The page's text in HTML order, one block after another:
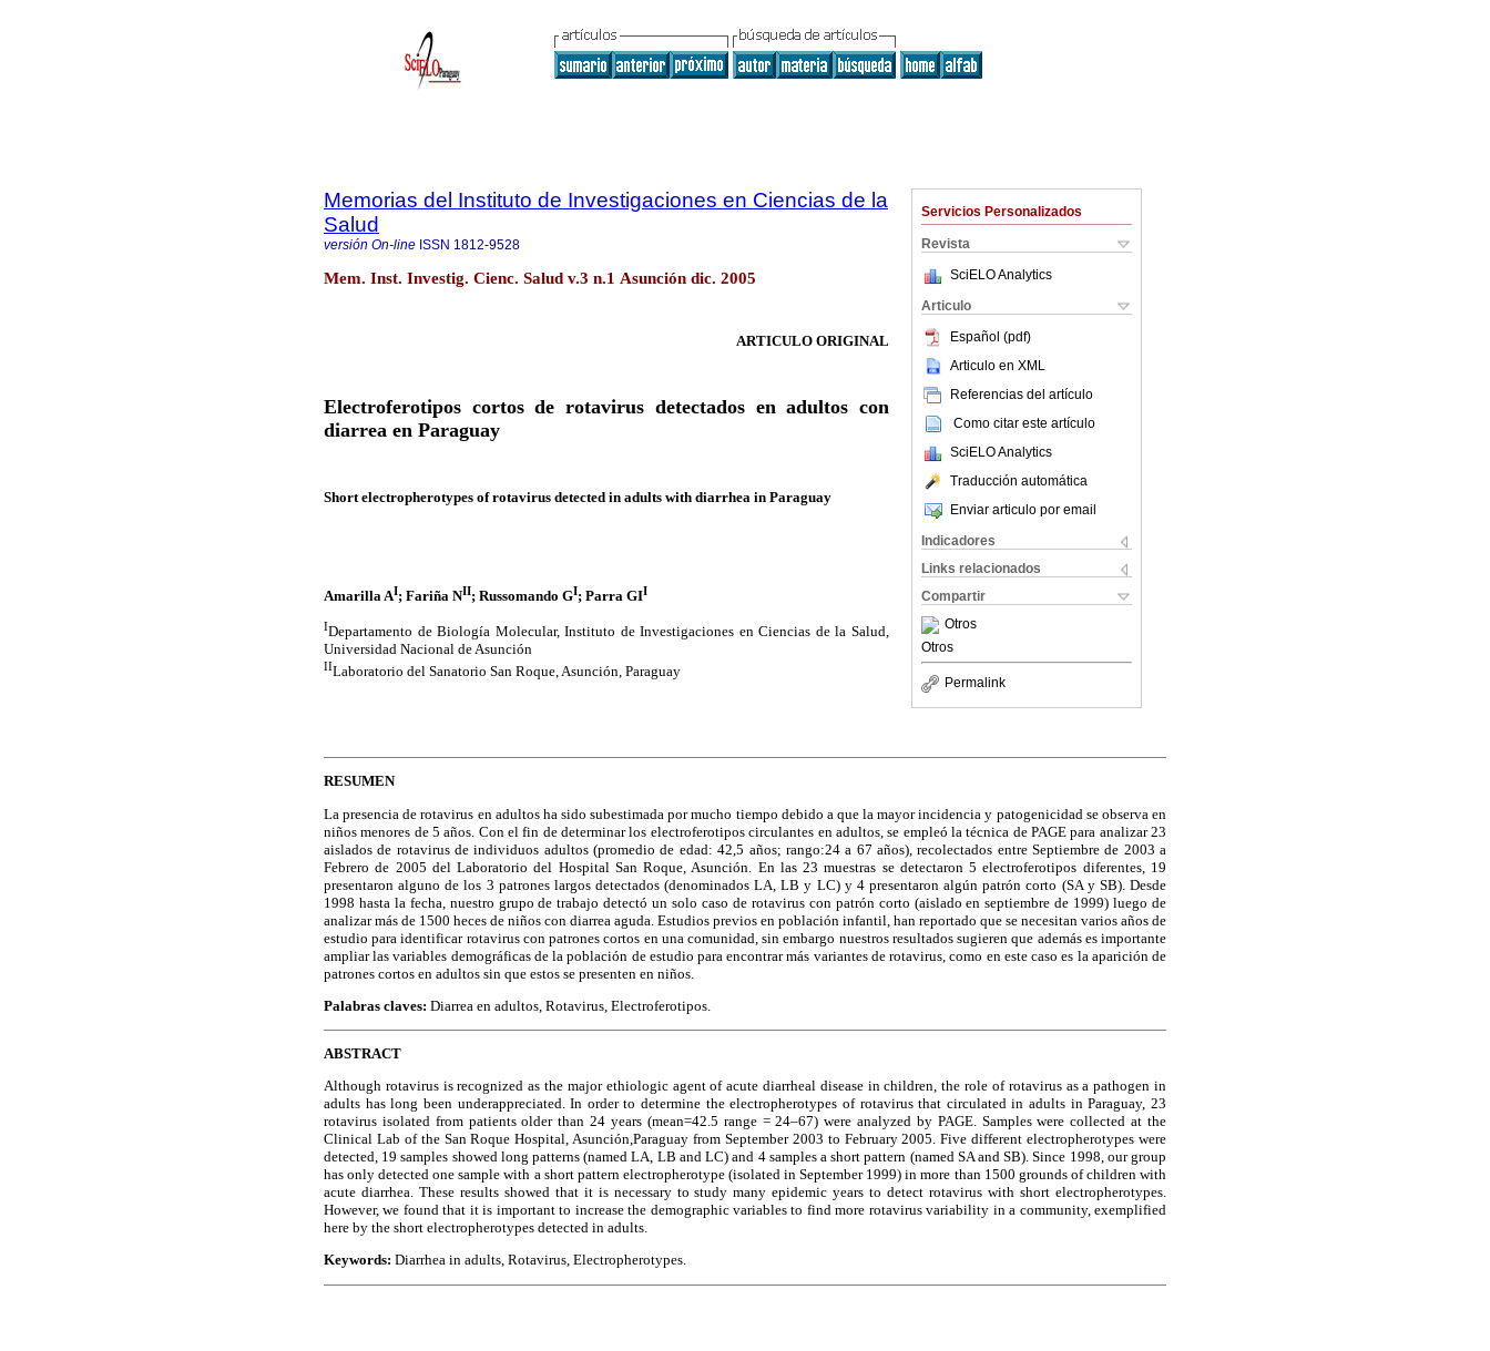
Servicios Personalizados
Revista
SciELO Analytics
Articulo
Español (pdf)
Articulo en XML
Referencias del artículo
Como citar este artículo
SciELO Analytics
Traducción automática
Enviar articulo por email
Indicadores
Links relacionados
Compartir
Otros
Otros
Permalink
Memorias del Instituto de Investigaciones en Ciencias de la
Salud
versión On-line ISSN 1812-9528
Mem. Inst. Investig. Cienc. Salud v.3 n.1 Asunción dic. 2005
ARTICULO ORIGINAL
Electroferotipos cortos de rotavirus detectados en adultos con
diarrea en Paraguay
Short electropherotypes of rotavirus detected in adults with diarrhea in Paraguay
Amarilla AI; Fariña NII; Russomando GI; Parra GII
IDepartamento de Biología Molecular, Instituto de Investigaciones en Ciencias de la Salud,
Universidad Nacional de Asunción
IILaboratorio del Sanatorio San Roque, Asunción, Paraguay
RESUMEN
La presencia de rotavirus en adultos ha sido subestimada por mucho tiempo debido a que la mayor incidencia y patogenicidad se observa en
niños menores de 5 años. Con el fin de determinar los electroferotipos circulantes en adultos, se empleó la técnica de PAGE para analizar 23
aislados de rotavirus de individuos adultos (promedio de edad: 42,5 años; rango:24 a 67 años), recolectados entre Septiembre de 2003 a
Febrero de 2005 del Laboratorio del Hospital San Roque, Asunción. En las 23 muestras se detectaron 5 electroferotipos diferentes, 19
presentaron alguno de los 3 patrones largos detectados (denominados LA, LB y LC) y 4 presentaron algún patrón corto (SA y SB). Desde
1998 hasta la fecha, nuestro grupo de trabajo detectó un solo caso de rotavirus con patrón corto (aislado en septiembre de 1999) luego de
analizar más de 1500 heces de niños con diarrea aguda. Estudios previos en población infantil, han reportado que se necesitan varios años de
estudio para identificar rotavirus con patrones cortos en una comunidad, sin embargo nuestros resultados sugieren que además es importante
ampliar las variables demográficas de la población de estudio para encontrar más variantes de rotavirus, como en este caso es la aparición de
patrones cortos en adultos sin que estos se presenten en niños.
Palabras claves: Diarrea en adultos, Rotavirus, Electroferotipos.
ABSTRACT
Although rotavirus is recognized as the major ethiologic agent of acute diarrheal disease in children, the role of rotavirus as a pathogen in
adults has long been underappreciated. In order to determine the electropherotypes of rotavirus that circulated in adults in Paraguay, 23
rotavirus isolated from patients older than 24 years (mean=42.5 range = 24–67) were analyzed by PAGE. Samples were collected at the
Clinical Lab of the San Roque Hospital, Asunción,Paraguay from September 2003 to February 2005. Five different electropherotypes were
detected, 19 samples showed long patterns (named LA, LB and LC) and 4 samples a short pattern (named SA and SB). Since 1998, our group
has only detected one sample with a short pattern electropherotype (isolated in September 1999) in more than 1500 grounds of children with
acute diarrhea. These results showed that it is necessary to study many epidemic years to detect rotavirus with short electropherotypes.
However, we found that it is important to increase the demographic variables to find more rotavirus variability in a community, exemplified
here by the short electropherotypes detected in adults.
Keywords: Diarrhea in adults, Rotavirus, Electropherotypes.